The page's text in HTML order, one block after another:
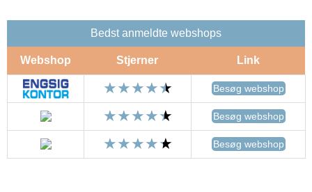
Bedst anmeldte webshops
Webshop Stjerner Link
Besøg webshop
Besøg webshop
Besøg webshop